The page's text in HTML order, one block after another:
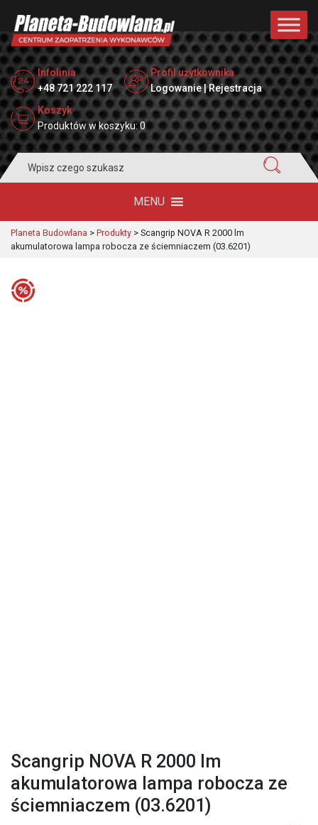
Infolinia
+48 721 222 117
Profil użytkownika
Logowanie | Rejestracja
Koszyk
Produktów w koszyku: 0
for:
MENU
Planeta Budowlana > Produkty > Scangrip NOVA R 2000 lm
akumulatorowa lampa robocza ze ściemniaczem (03.6201)
Scangrip NOVA R 2000 lm
akumulatorowa lampa robocza ze
ściemniaczem (03.6201)